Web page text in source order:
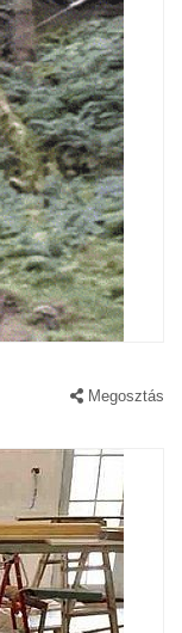
Megosztás